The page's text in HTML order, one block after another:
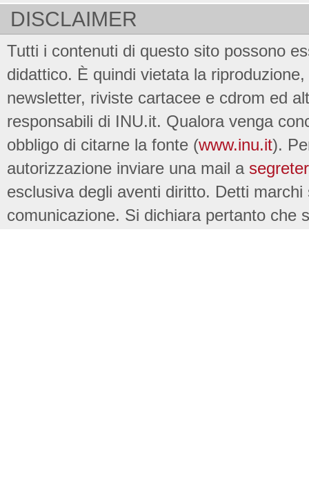
DISCLAIMER
Tutti i contenuti di questo sito possono
didattico. È quindi vietata la
newsletter, riviste cartacee e cdrom ed
responsabili di INU.it. Qualora venga
obbligo di citarne la fonte (www.inu.it).
autorizzazione inviare una mail a
esclusiva degli aventi diritto. Detti
comunicazione. Si dichiara pertanto che